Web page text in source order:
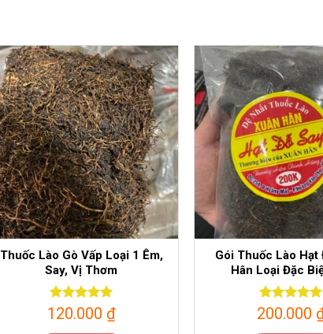
Thuốc Lào Gò Vấp Loại 1 Êm,
Say, Vị Thơm
Được xếp
hạng5 5
120.000 ₫
Gói Thuốc Lào Hạt
Hân Loại Đặc
Được xếp
hạng5 5
200.000